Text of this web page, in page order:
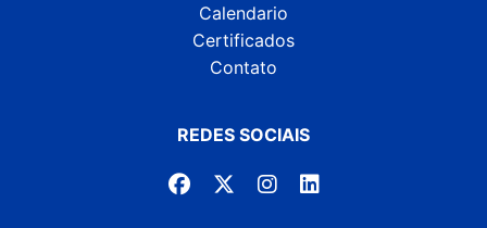
Calendario
Certificados
Contato
REDES SOCIAIS